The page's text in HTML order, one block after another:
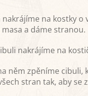
na kostky
a dáme stranou.
nakrájíme na
něm zpěníme cibuli,
stran tak, aby se